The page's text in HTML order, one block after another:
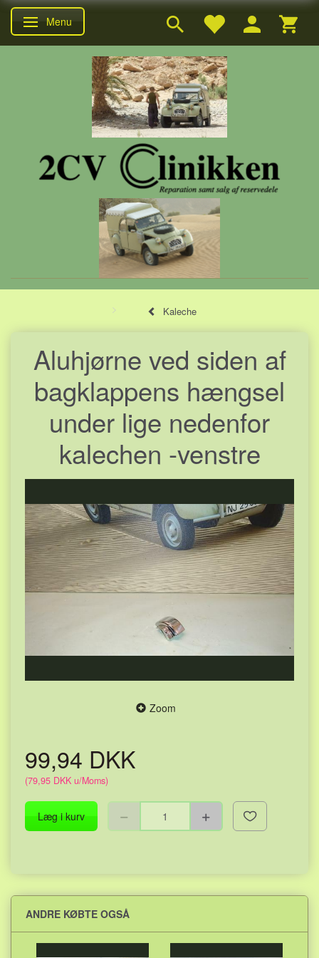
Skifte navigation
Menu
Kaleche
Aluhjørne ved siden af
bagklappens hængsel
under lige nedenfor
kalechen -venstre
Zoom
99,94 DKK
(79,95 DKK u/Moms)
Læg i kurv
ANDRE KØBTE OGSÅ